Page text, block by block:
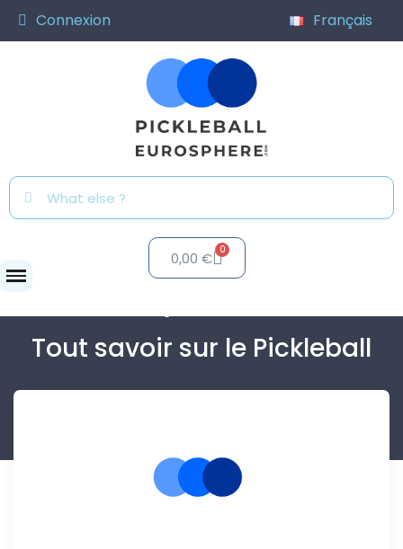
Connexion Français
0,00 €
Tout savoir sur le Pickleball